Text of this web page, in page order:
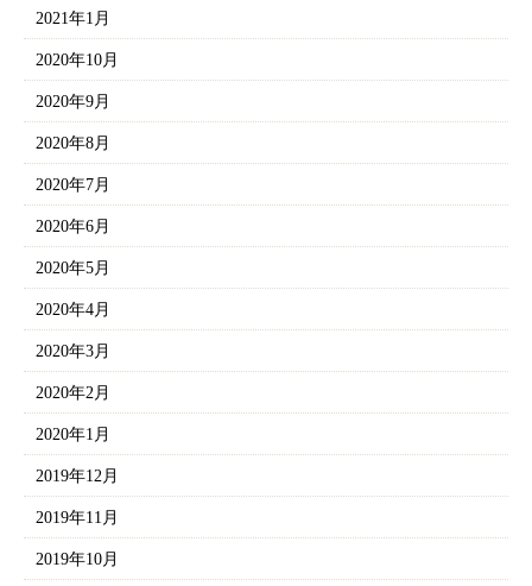
2021年1月
2020年10月
2020年9月
2020年8月
2020年7月
2020年6月
2020年5月
2020年4月
2020年3月
2020年2月
2020年1月
2019年12月
2019年11月
2019年10月